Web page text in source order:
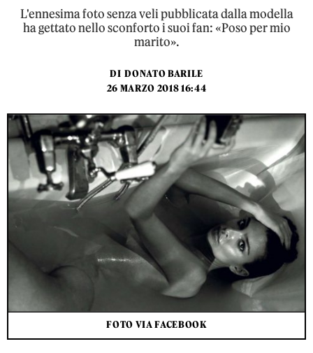
L'ennesima foto senza veli pubblicata dalla modella
ha gettato nello sconforto i suoi fan: «Poso per mio
marito».
DI DONATO BARILE
26 MARZO 2018 16:44
FOTO VIA FACEBOOK